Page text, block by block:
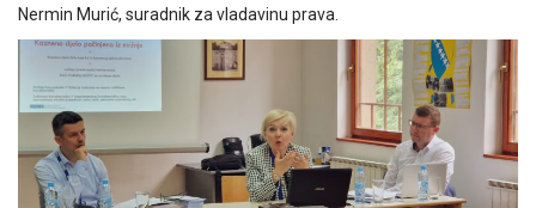
Nermin Murić, suradnik za vladavinu prava.